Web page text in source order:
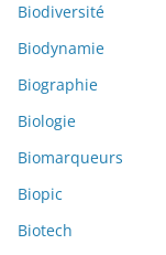
Biodiversité
Biodynamie
Biographie
Biologie
Biomarqueurs
Biopic
Biotech